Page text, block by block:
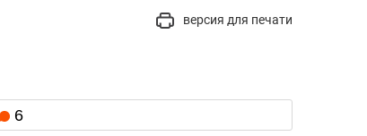
версия для печати
6